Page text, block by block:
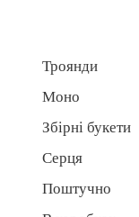
Троянди
Моно
Збірні букети
Серця
Поштучно